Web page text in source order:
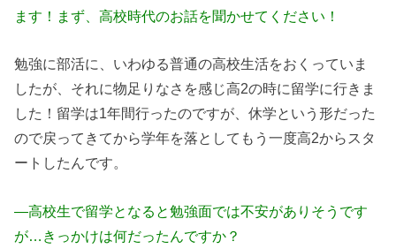
ます！まず、高校時代のお話を聞かせてください！
勉強に部活に、いわゆる普通の高校生活をおくっていま
したが、それに物足りなさを感じ高2の時に留学に行きま
した！留学は1年間行ったのですが、休学という形だった
ので戻ってきてから学年を落としてもう一度高2からスタ
ートしたんです。
―高校生で留学となると勉強面では不安がありそうです
が…きっかけは何だったんですか？